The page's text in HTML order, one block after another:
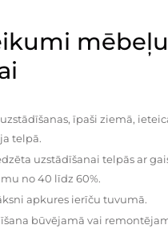
īpaši ziemā,
telpā.
uzstādīšanai telpās ar
no 40 līdz 60%.
apkures ierīču tuvumā.
būvējamā vai